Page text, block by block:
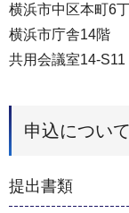
横浜市中区本町6
横浜市庁舎14階
共用会議室14-S11
申込について
提出書類